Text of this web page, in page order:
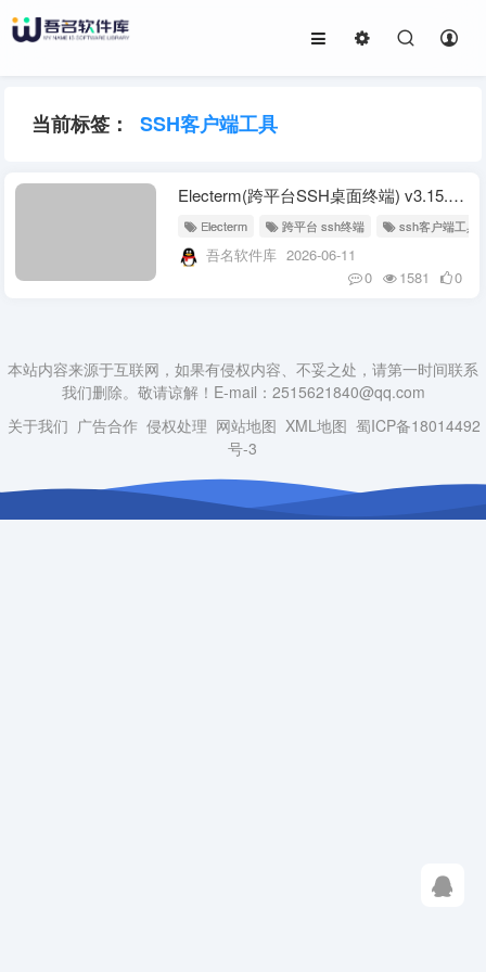
当前标签： SSH客户端工具
Electerm(跨平台SSH桌面终端) v3.15.50 中文绿色版
Electerm 跨平台 ssh终端 ssh客户端工具
吾名软件库 2026-06-11
0
1581 0
本站内容来源于互联网，如果有侵权内容、不妥之处，请第一时间联系
我们删除。敬请谅解！E-mail：2515621840@qq.com
关于我们 广告合作 侵权处理 网站地图 XML地图 蜀ICP备18014492
号-3